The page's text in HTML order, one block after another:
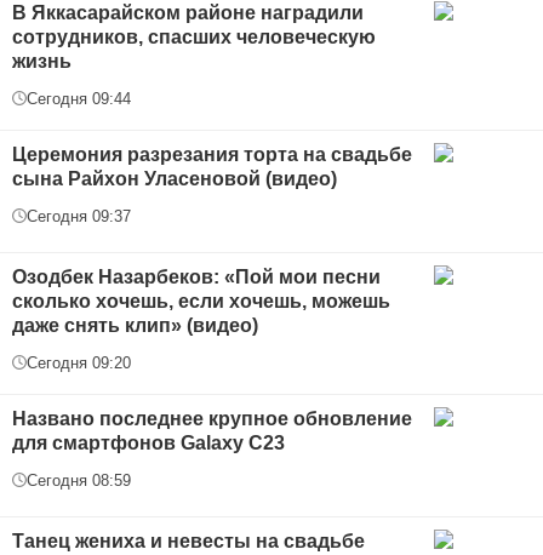
В Яккасарайском районе наградили
сотрудников, спасших человеческую
жизнь
Сегодня 09:44
Церемония разрезания торта на свадьбе
сына Райхон Уласеновой (видео)
Сегодня 09:37
Озодбек Назарбеков: «Пой мои песни
сколько хочешь, если хочешь, можешь
даже снять клип» (видео)
Сегодня 09:20
Названо последнее крупное обновление
для смартфонов Galaxy С23
Сегодня 08:59
Танец жениха и невесты на свадьбе